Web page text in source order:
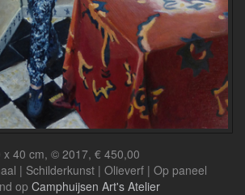
x 40 cm, © 2017, € 450,00
| Schilderkunst | Olieverf | Op paneel
op Camphuijsen Art's Atelier